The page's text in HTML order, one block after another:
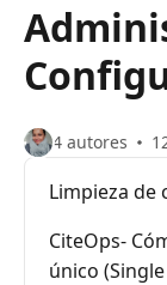
4 autores
Limpieza de
CiteOps-
único